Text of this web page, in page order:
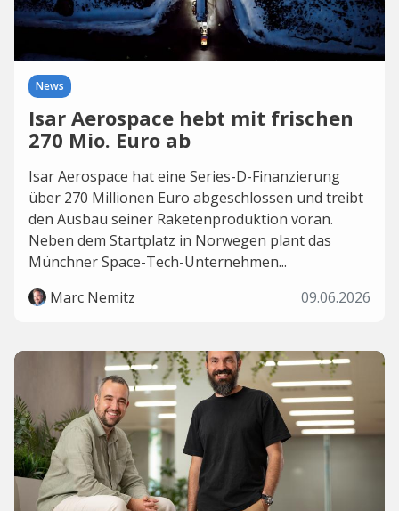
News
Isar Aerospace hebt mit frischen
270 Mio. Euro ab
Isar Aerospace hat eine Series-D-Finanzierung
über 270 Millionen Euro abgeschlossen und treibt
den Ausbau seiner Raketenproduktion voran.
Neben dem Startplatz in Norwegen plant das
Münchner Space-Tech-Unternehmen...
Marc Nemitz
09.06.2026